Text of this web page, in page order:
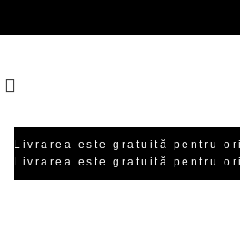
Livrarea este gratuită pentru
Livrarea este gratuită pentru